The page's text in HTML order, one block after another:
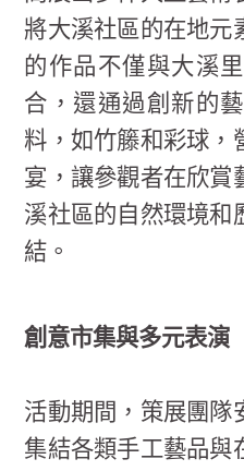
將大溪社區的在地元
的作品不僅與大溪
合，還通過創新的
料，如竹籐和彩球，
宴，讓參觀者在欣賞
溪社區的自然環境和
結。
創意市集與多元表演
活動期間，策展團隊
集結各類手工藝品與